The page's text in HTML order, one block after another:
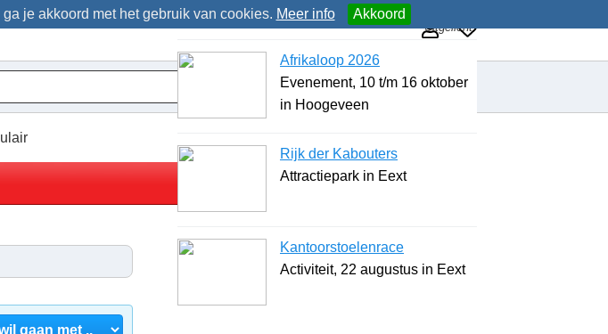
je akkoord met het gebruik van cookies. Meer info Akkoord
Uitgelicht
Afrikaloop 2026
Evenement, 10 t/m 16 oktober
in Hoogeveen
Rijk der Kabouters
Attractiepark in Eext
Kantoorstoelenrace
Activiteit, 22 augustus in Eext